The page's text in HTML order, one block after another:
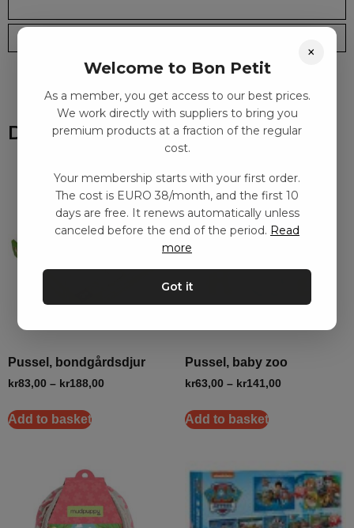
Du kanske också gillar
Pussel, bondgårdsdjur
kr83,00 – kr188,00
Add to basket
Pussel, baby zoo
kr63,00 – kr141,00
Add to basket
×
Welcome to Bon Petit
As a member, you get access to our best prices.
We work directly with suppliers to bring you
premium products at a fraction of the regular
cost.
Your membership starts with your first order.
The cost is EURO 38/month, and the first 10
days are free. It renews automatically unless
canceled before the end of the period. Read
more
Got it